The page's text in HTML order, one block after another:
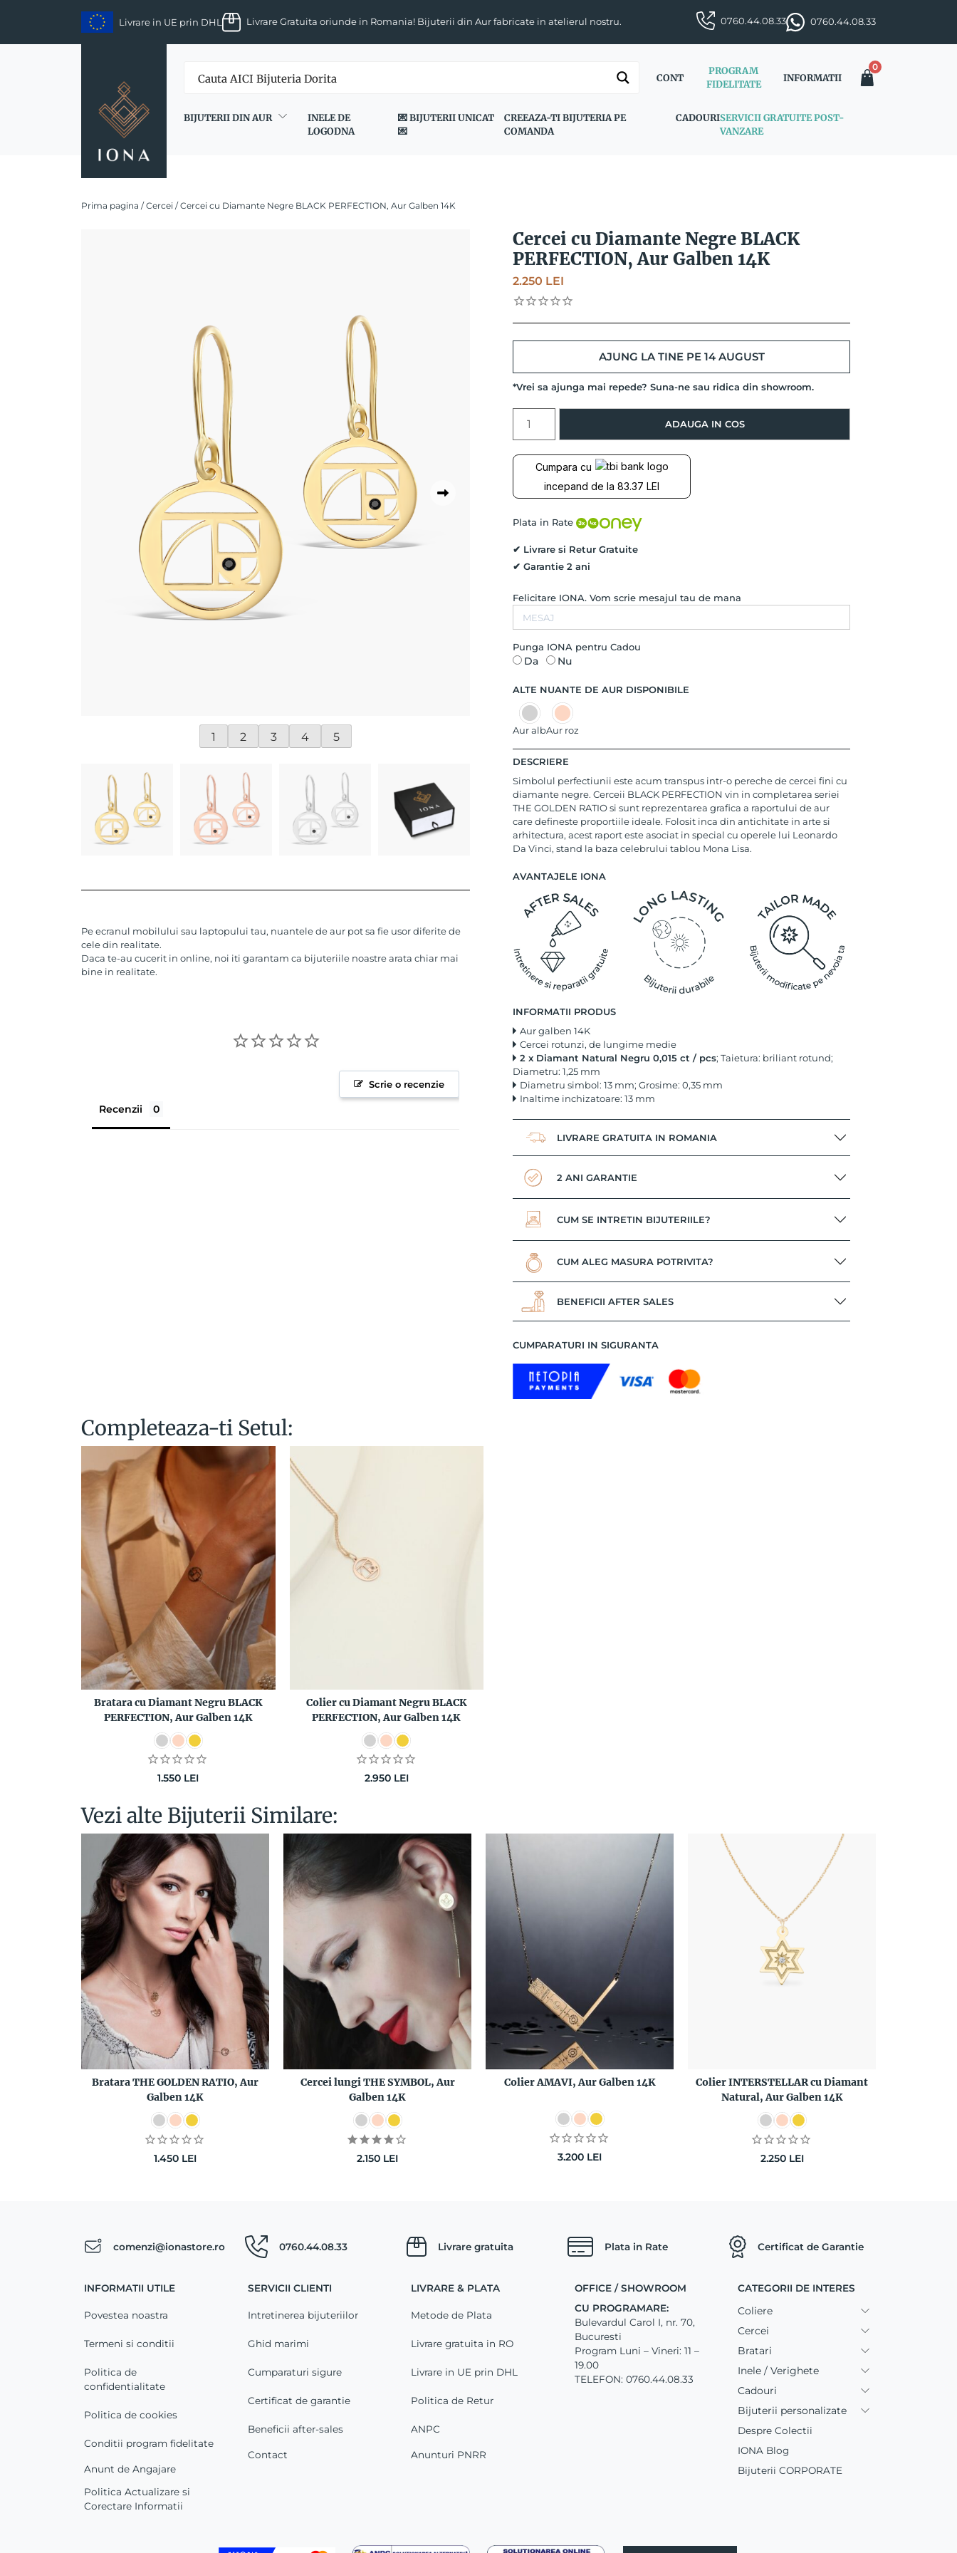
content
Livrare in UE prin DHL Livrare Gratuita oriunde in Romania! Bijuterii din Aur fabricate in atelierul nostru. 0760.44.08.33 0760.44.08.33
CONT
PROGRAM
FIDELITATE
INFORMATII
0
BIJUTERII DIN AUR
INELE DE
LOGODNA
💌 BIJUTERII UNICAT
💌
CREEAZA-TI BIJUTERIA PE
COMANDA
CADOURISERVICII GRATUITE POST-
VANZARE
Prima pagina /Cercei / Cercei cu Diamante Negre BLACK PERFECTION, Aur Galben 14K
1 2 3 4 5
Pe ecranul mobilului sau laptopului tau, nuantele de aur pot sa fie usor diferite de
cele din realitate.
Daca te-au cucerit in online, noi iti garantam ca bijuteriile noastre arata chiar mai
bine in realitate.
Scrie o recenzie
Recenzii
Cercei cu Diamante Negre BLACK
PERFECTION, Aur Galben 14K
2.250 LEI
AJUNG LA TINE PE 14 AUGUST
*Vrei sa ajunga mai repede? Suna-ne sau ridica din showroom.
Cercei
cu
Diamante
Negre
BLACK
Aur
14K
ADAUGA IN COS
Cumpara cu
incepand de la 83.37 LEI
Plata in Rate
✔ Livrare si Retur Gratuite
✔ Garantie 2 ani
Felicitare IONA. Vom scrie mesajul tau de mana
Punga IONA pentru Cadou
Da Nu
ALTE NUANTE DE AUR DISPONIBILE
Aur albAur roz
DESCRIERE
Simbolul perfectiunii este acum transpus intr-o pereche de cercei fini cu
diamante negre. Cerceii BLACK PERFECTION vin in completarea seriei
THE GOLDEN RATIO si sunt reprezentarea grafica a raportului de aur
care defineste proportiile ideale. Folosit inca din antichitate in arte si
arhitectura, acest raport este asociat in special cu operele lui Leonardo
Da Vinci, stand la baza celebrului tablou Mona Lisa.
AVANTAJELE IONA
INFORMATII PRODUS
Aur galben 14K
Cercei rotunzi, de lungime medie
2 x Diamant Natural Negru 0,015 ct / pcs; Taietura: briliant rotund;
Diametru: 1,25 mm
Diametru simbol: 13 mm; Grosime: 0,35 mm
Inaltime inchizatoare: 13 mm
LIVRARE GRATUITA IN ROMANIA
2 ANI GARANTIE
CUM SE INTRETIN BIJUTERIILE?
CUM ALEG MASURA POTRIVITA?
BENEFICII AFTER SALES
CUMPARATURI IN SIGURANTA
Completeaza-ti Setul:
Bratara cu Diamant Negru BLACK
PERFECTION, Aur Galben 14K
1.550 LEI
Colier cu Diamant Negru BLACK
PERFECTION, Aur Galben 14K
2.950 LEI
Vezi alte Bijuterii Similare:
Bratara THE GOLDEN RATIO, Aur
Galben 14K
1.450 LEI
Cercei lungi THE SYMBOL, Aur
Galben 14K
2.150 LEI
Colier AMAVI, Aur Galben 14K
3.200 LEI
Colier INTERSTELLAR cu Diamant
Natural, Aur Galben 14K
2.250 LEI
comenzi@ionastore.ro 0760.44.08.33 Livrare gratuita Plata in Rate Certificat de Garantie
INFORMATII UTILE
Povestea noastra
Termeni si conditii
Politica de
confidentialitate
Politica de cookies
Conditii program fidelitate
Anunt de Angajare
Politica Actualizare si
Corectare Informatii
SERVICII CLIENTI
Intretinerea bijuteriilor
Ghid marimi
Cumparaturi sigure
Certificat de garantie
Beneficii after-sales
Contact
LIVRARE & PLATA
Metode de Plata
Livrare gratuita in RO
Livrare in UE prin DHL
Politica de Retur
ANPC
Anunturi PNRR
OFFICE / SHOWROOM
CU PROGRAMARE:
Bulevardul Carol I, nr. 70,
Bucuresti
Program Luni – Vineri: 11 –
19.00
TELEFON: 0760.44.08.33
CATEGORII DE INTERES
Coliere
Cercei
Bratari
Inele / Verighete
Cadouri
Bijuterii personalizate
Despre Colectii
IONA Blog
Bijuterii CORPORATE